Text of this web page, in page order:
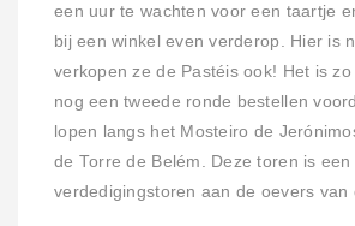
een uur te wachten voor een taartje
bij een winkel even verderop. Hier is
verkopen ze de Pastéis ook! Het is
nog een tweede ronde bestellen
lopen langs het Mosteiro de
de Torre de Belém. Deze toren is een
verdedigingstoren aan de oevers van